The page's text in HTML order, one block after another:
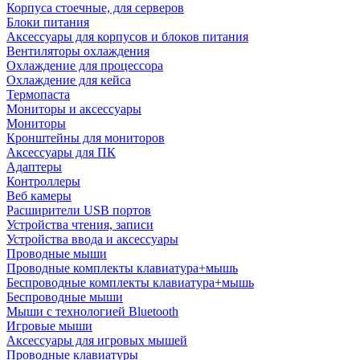
Корпуса стоечные, для серверов
Блоки питания
Аксессуары для корпусов и блоков питания
Вентиляторы охлаждения
Охлаждение для процессора
Охлаждение для кейса
Термопаста
Мониторы и аксессуары
Мониторы
Кронштейны для мониторов
Аксессуары для ПК
Адаптеры
Контроллеры
Веб камеры
Расширители USB портов
Устройства чтения, записи
Устройства ввода и аксессуары
Проводные мыши
Проводные комплекты клавиатура+мышь
Беспроводные комплекты клавиатура+мышь
Беспроводные мыши
Мыши с технологией Bluetooth
Игровые мыши
Аксессуары для игровых мышей
Проводные клавиатуры